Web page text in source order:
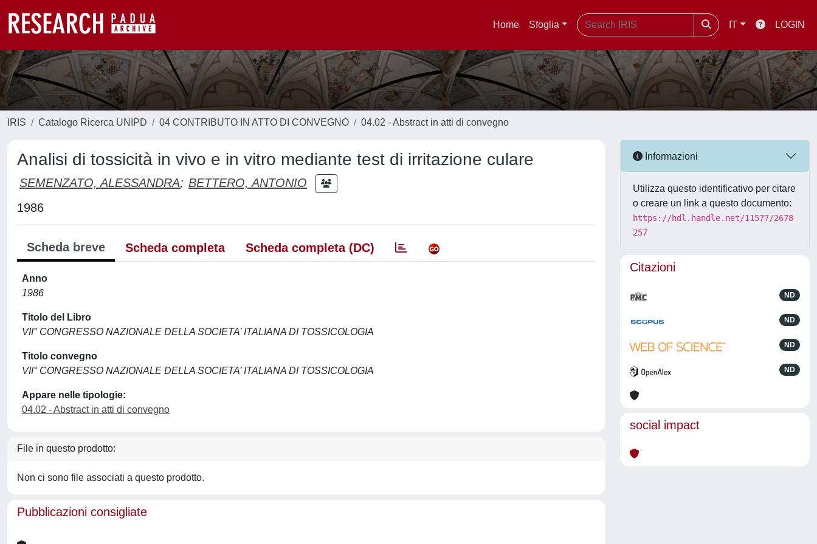
Home Sfoglia IT LOGIN
IRIS Catalogo Ricerca UNIPD 04 CONTRIBUTO IN ATTO DI CONVEGNO 04.02 - Abstract in atti di convegno
Analisi di tossicità in vivo e in vitro mediante test di irritazione culare
SEMENZATO, ALESSANDRA; BETTERO, ANTONIO
1986
Scheda breve Scheda completa Scheda completa (DC)
Anno
1986
Titolo del Libro
VII° CONGRESSO NAZIONALE DELLA SOCIETA’ ITALIANA DI TOSSICOLOGIA
Titolo convegno
VII° CONGRESSO NAZIONALE DELLA SOCIETA’ ITALIANA DI TOSSICOLOGIA
Appare nelle tipologie:
04.02 - Abstract in atti di convegno
File in questo prodotto:
Non ci sono file associati a questo prodotto.
Pubblicazioni consigliate
Informazioni
Utilizza questo identificativo per citare
o creare un link a questo documento:
https://hdl.handle.net/11577/2678
257
Citazioni
ND
ND
ND
ND
social impact